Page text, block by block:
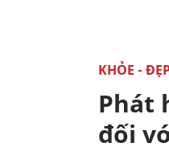
KHỎE -
Phát
đối